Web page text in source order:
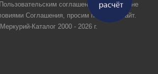
соглашением. Если вы не
Соглашения, просим покинуть Сайт.
Каталог 2000 - 2026 г.